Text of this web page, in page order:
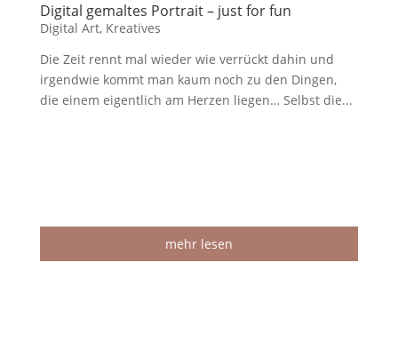
Digital gemaltes Portrait – just for fun
Digital Art, Kreatives
Die Zeit rennt mal wieder wie verrückt dahin und
irgendwie kommt man kaum noch zu den Dingen,
die einem eigentlich am Herzen liegen… Selbst die...
mehr lesen